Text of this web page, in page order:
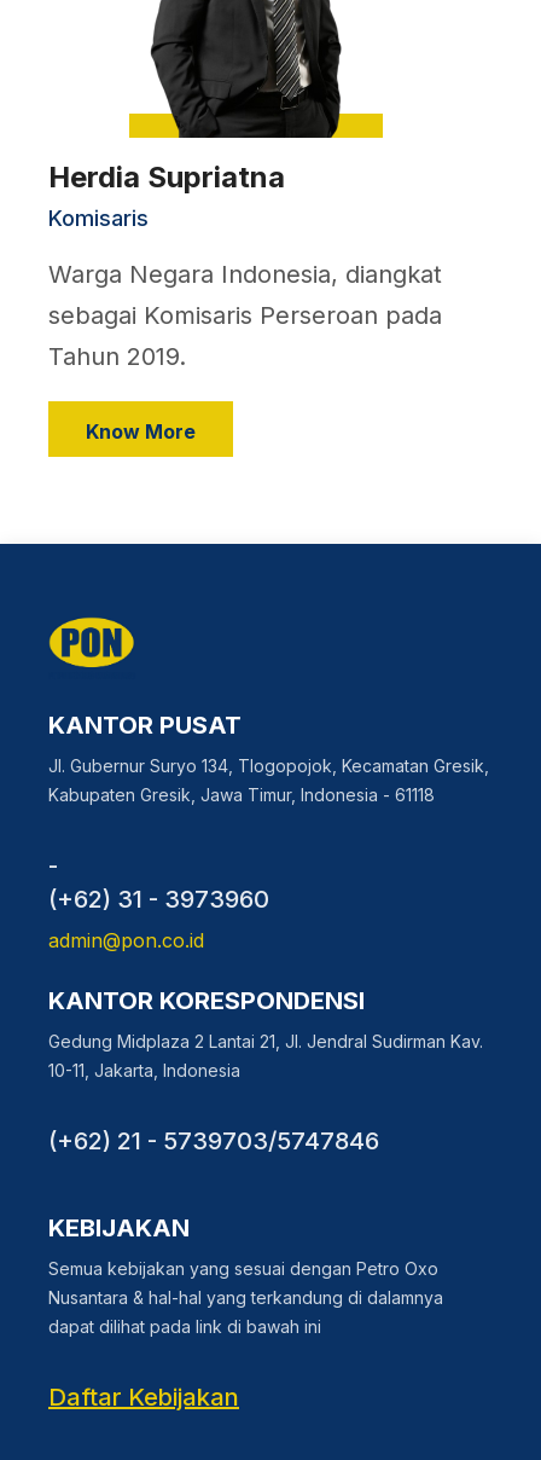
Herdia Supriatna
Komisaris
Warga Negara Indonesia, diangkat
sebagai Komisaris Perseroan pada
Tahun 2019.
Know More
KANTOR PUSAT
Jl. Gubernur Suryo 134, Tlogopojok, Kecamatan Gresik,
Kabupaten Gresik, Jawa Timur, Indonesia - 61118
-
(+62) 31 - 3973960
admin@pon.co.id
KANTOR KORESPONDENSI
Gedung Midplaza 2 Lantai 21, Jl. Jendral Sudirman Kav.
10-11, Jakarta, Indonesia
(+62) 21 - 5739703/5747846
KEBIJAKAN
Semua kebijakan yang sesuai dengan Petro Oxo
Nusantara & hal-hal yang terkandung di dalamnya
dapat dilihat pada link di bawah ini
Daftar Kebijakan